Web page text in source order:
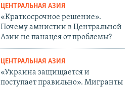
ЦЕНТРАЛЬНАЯ АЗИЯ
«Краткосрочное решение».
Почему амнистии в Центральной
Азии не панацея от проблемы?
ЦЕНТРАЛЬНАЯ АЗИЯ
«Украина защищается и
поступает правильно». Мигранты